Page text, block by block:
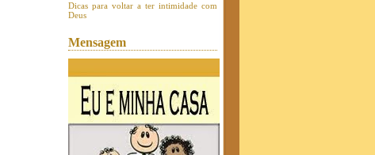
Dicas para voltar a ter intimidade com
Deus
Mensagem